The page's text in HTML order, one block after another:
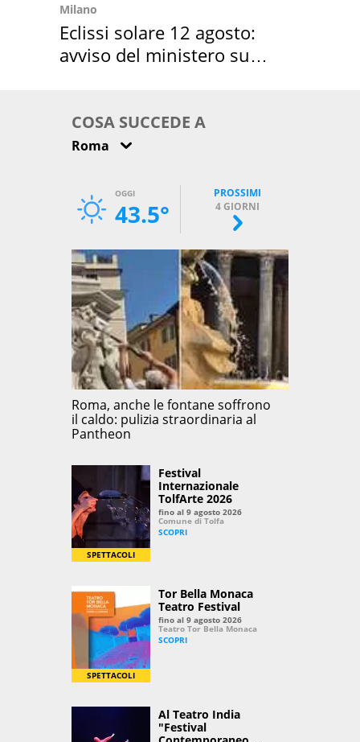
Milano
Eclissi solare 12 agosto:
avviso del ministero su